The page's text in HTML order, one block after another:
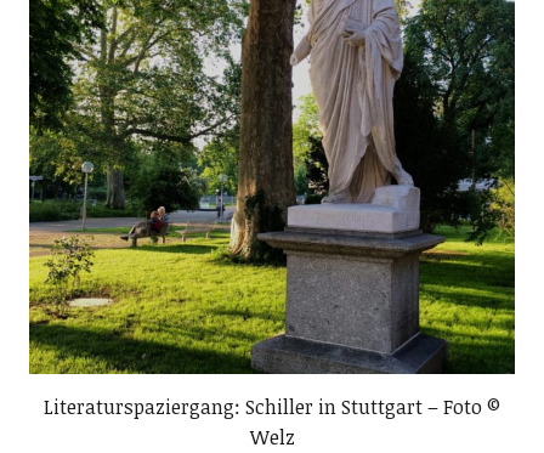
Literaturspaziergang: Schiller in Stuttgart – Foto ©
Welz